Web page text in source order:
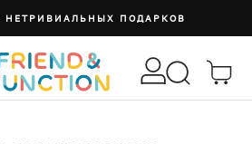
НЕТРИВИАЛЬНЫХ ПОДАРКОВ